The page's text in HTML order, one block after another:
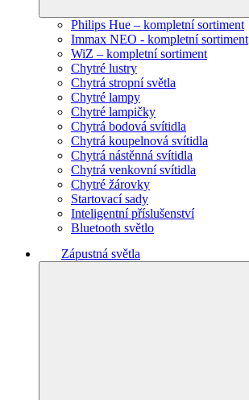
Philips Hue – kompletní sortiment
Immax NEO - kompletní sortiment
WiZ – kompletní sortiment
Chytré lustry
Chytrá stropní světla
Chytré lampy
Chytré lampičky
Chytrá bodová svítidla
Chytrá koupelnová svítidla
Chytrá nástěnná svítidla
Chytrá venkovní svítidla
Chytré žárovky
Startovací sady
Inteligentní příslušenství
Bluetooth světlo
Zápustná světla